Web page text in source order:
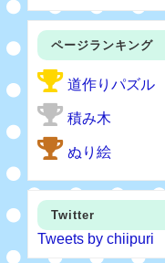
ページランキング
道作りパズル
積み木
ぬり絵
Twitter
Tweets by chiipuri